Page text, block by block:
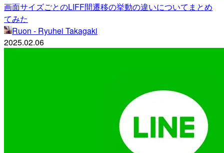
画面サイズごとのLIFF間遷移の挙動の違いについてまとめ
てみた
Ruon - Ryuhei Takagaki
2025.02.06